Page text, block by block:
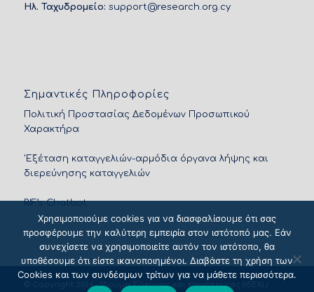
Ηλ. Ταχυδρομείο: support@research.org.cy
Σημαντικές Πληροφορίες
Πολιτική Προστασίας Δεδομένων Προσωπικού
Χαρακτήρα
'Εξέταση καταγγελιών-αρμόδια όργανα λήψης και
διερεύνησης καταγγελιών
RIF’s Chatbot
© Copyright 2026 - Ίδρυμα Έρευνας και Καινοτομίας (ΙδΕΚ) /
Χρησιμοποιούμε cookies για να διασφαλίσουμε ότι σας
προσφέρουμε την καλύτερη εμπειρία στον ιστότοπό μας. Εάν
συνεχίσετε να χρησιμοποιείτε αυτόν τον ιστότοπο, θα
υποθέσουμε ότι είστε ικανοποιημένοι. Διαβάστε τη χρήση των
Cookies και των συνδέσμων τρίτων για να μάθετε περισσότερα.